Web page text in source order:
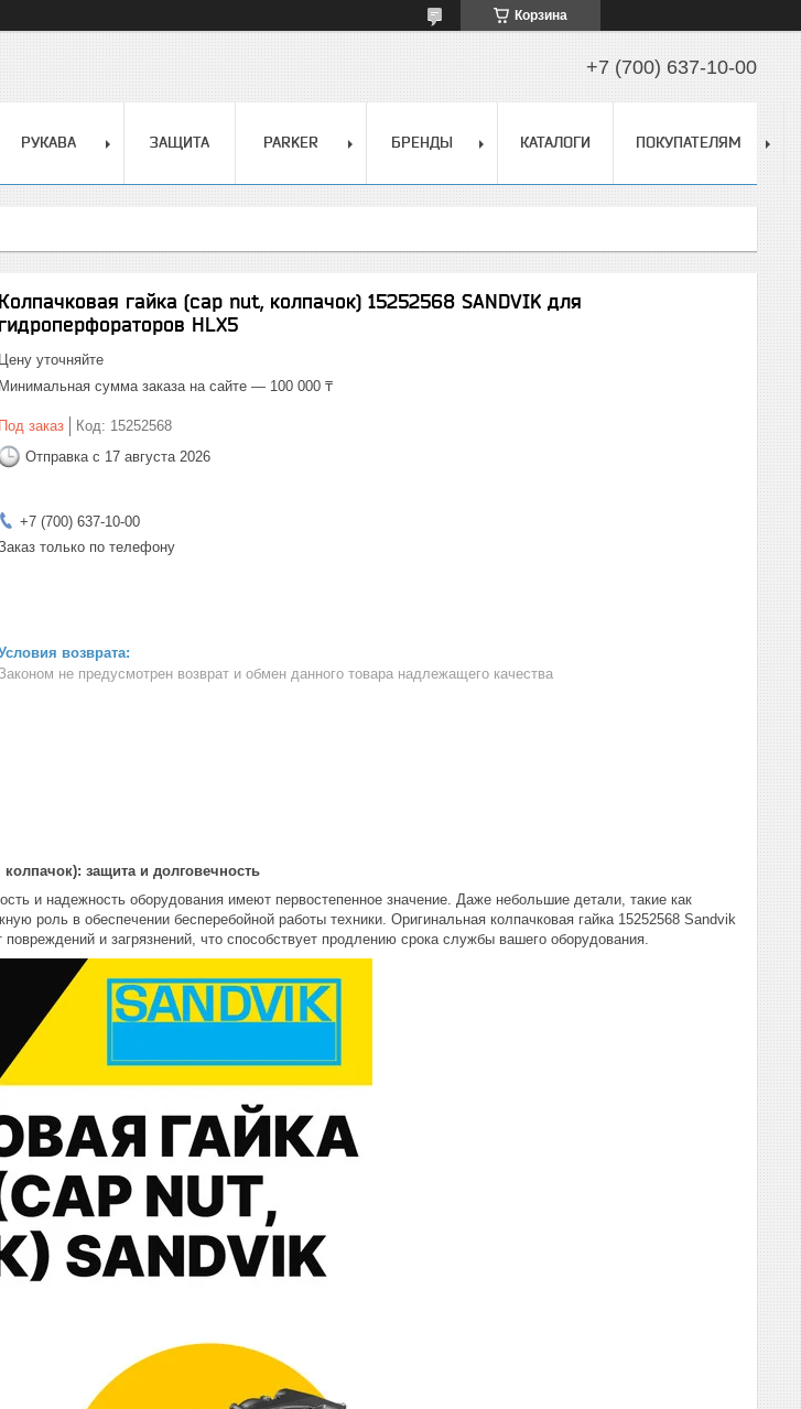
Корзина
+7 (700) 637-10-00
РУКАВА ЗАЩИТА PARKER БРЕНДЫ КАТАЛОГИ ПОКУПАТЕЛЯМ
Колпачковая гайка (cap nut, колпачок) 15252568 SANDVIK для
гидроперфораторов HLX5
Цену уточняйте
Минимальная сумма заказа на сайте — 100 000 ₸
Под заказ Код: 15252568
Отправка с 17 августа 2026
+7 (700) 637-10-00
только по телефону
не предусмотрен возврат и обмен данного товара надлежащего качества
колпачок): защита и долговечность
и надежность оборудования имеют первостепенное значение. Даже небольшие детали, такие как
роль в обеспечении бесперебойной работы техники. Оригинальная колпачковая гайка 15252568 Sandvik
и загрязнений, что способствует продлению срока службы вашего оборудования.